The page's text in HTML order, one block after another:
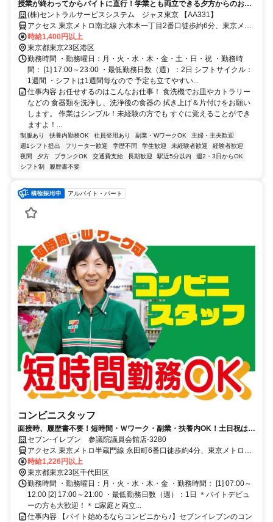
授業が終わってからバイトに直行！学業とも両立できる夕方からのお仕
事！(株)セントラルサービスシステム ジャヌ東京 【AA331】
アクセス 東京メトロ南北線 六本木一丁目2番口徒歩約6分、東京メト
ロ日比谷線 神谷町2番口徒歩約8分、東京メトロ千代田線/小田急小田
原線 国会議事堂前13番口徒歩約13分 「六本木一丁目駅」・「神谷町
駅」～地下直結でラクラク！雨の日も安心！
時給1,400円以上
東京都東京23区港区
勤務時間 ・勤務曜日：月・火・水・木・金・土・日・祝 ・勤務時
間： [1] 17:00～23:00 ・最低勤務日数（週）：2日 シフトサイクル：
1週間 ・シフトは1週間毎なので 予定も立てやすい...
仕事内容 お任せするのはこんなお仕事！ 食洗機でお皿やカトラリー
などの 食器類を洗浄し、洗浄後の食器の 拭き上げ＆片付けをお願い
します。 作業はシンプル！未経験の方でも すぐに覚えることができ
ますよ！...
制服あり 扶養内勤務OK 社員登用あり 副業・WワークOK
主婦・主夫歓迎
週1シフト提出
フリーター歓迎 学歴不問 学生歓迎 未経験者歓迎
経験者歓迎
夜間
夕方 ブランクOK 交通費支給 長期歓迎 駅近5分以内
週2・3日からOK
シフト制
履歴書不要
アルバイト・パート
コンビニスタッフ
面接時、履歴書不要！短時間・Ｗワーク・副業・扶養内OK！土日祝はお
休み◎
セブン‐イレブン 参議院議員会館店-3280
アクセス 東京メトロ半蔵門線 永田町6番口徒歩約4分、東京メトロ南
北線 永田町6番口徒歩約4分、東京メトロ有楽町線 永田町6番口徒歩
約1分 永田町駅より徒歩5分
時給1,226円以上
東京都東京23区千代田区
勤務時間 ・勤務曜日：月・火・水・木・金 ・勤務時間： [1] 07:00～
12:00 [2] 17:00～21:00 ・最低勤務日数（週）：1日 ＊バイトデビュ
ーの方も大歓迎！＊ □家庭と両立...
仕事内容 【バイト始めるならコンビニから♪】セブンイレブンのコン